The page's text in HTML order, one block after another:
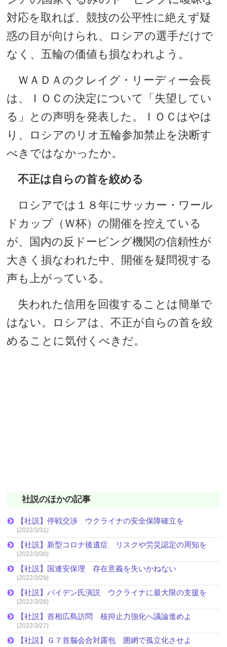
対応を取れば、競技の公平性に絶えず疑
惑の目が向けられ、ロシアの選手だけで
なく、五輪の価値も損なわれよう。
ＷＡＤＡのクレイグ・リーディー会長
は、ＩＯＣの決定について「失望してい
る」との声明を発表した。ＩＯＣはやは
り、ロシアのリオ五輪参加禁止を決断す
べきではなかったか。
不正は自らの首を絞める
ロシアでは１８年にサッカー・ワール
ドカップ（Ｗ杯）の開催を控えている
が、国内の反ドーピング機関の信頼性が
大きく損なわれた中、開催を疑問視する
声も上がっている。
失われた信用を回復することは簡単で
はない。ロシアは、不正が自らの首を絞
めることに気付くべきだ。
社説のほかの記事
【社説】停戦交渉 ウクライナの安全保障確立を
(2022/3/31)
【社説】新型コロナ後遺症 リスクや労災認定の周知を
(2022/3/30)
【社説】国連安保理 存在意義を失いかねない
(2022/3/29)
【社説】バイデン氏演説 ウクライナに最大限の支援を
(2022/3/28)
【社説】首相広島訪問 核抑止力強化へ議論進めよ
(2022/3/27)
【社説】Ｇ７首脳会合対露包 囲網で孤立化させよ